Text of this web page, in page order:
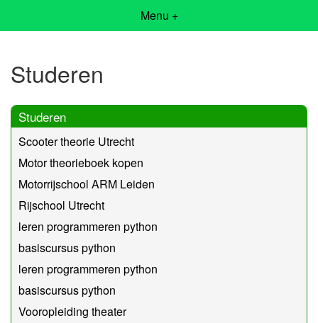
Menu +
Studeren
Studeren
Scooter theorie Utrecht
Motor theorieboek kopen
Motorrijschool ARM Leiden
Rijschool Utrecht
leren programmeren python
basiscursus python
leren programmeren python
basiscursus python
Vooropleiding theater